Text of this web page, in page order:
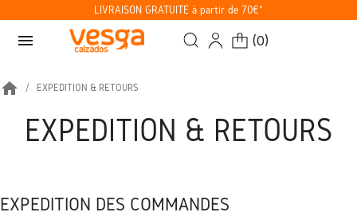
LIVRAISON GRATUITE à partir de 70€*
menu (0)
home EXPÉDITION & RETOURS
EXPÉDITION & RETOURS
EXPÉDITION DES COMMANDES